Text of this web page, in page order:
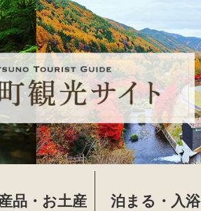
品・お土産 泊まる・入浴